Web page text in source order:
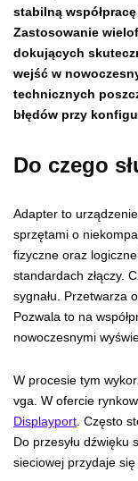
stabilną
Zastosowanie
dokujących
wejść w
technicznych
błędów przy
Do czego
Adapter to
sprzętami o
fizyczne oraz
standardach złączy.
sygnału. Przetwarza
Pozwala to na
nowoczesnymi
W procesie tym
vga. W ofercie
Displayport. Często
Do przesyłu dźwięku
sieciowej przydaje się